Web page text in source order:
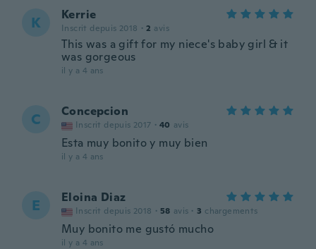
K Kerrie
Inscrit depuis 2018 · 2 avis
This was a gift for my niece's baby girl & it
was gorgeous
il y a 4 ans
C Concepcion
Inscrit depuis 2017 · 40 avis
Esta muy bonito y muy bien
il y a 4 ans
E Eloina Diaz
Inscrit depuis 2018 · 58 avis · 3 chargements
Muy bonito me gustó mucho
il y a 4 ans